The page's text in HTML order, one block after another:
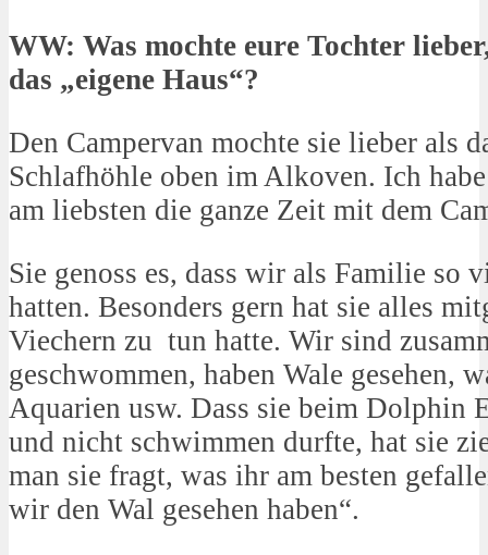
WW: Was mochte eure Tochter
das „eigene Haus“?
Den Campervan mochte sie lieber als
Schlafhöhle oben im Alkoven. Ich
am liebsten die ganze Zeit mit dem
Sie genoss es, dass wir als Familie so
hatten. Besonders gern hat sie alles
Viechern zu tun hatte. Wir sind
geschwommen, haben Wale gesehen,
Aquarien usw. Dass sie beim Dolphin
und nicht schwimmen durfte, hat sie
man sie fragt, was ihr am besten
wir den Wal gesehen haben“.